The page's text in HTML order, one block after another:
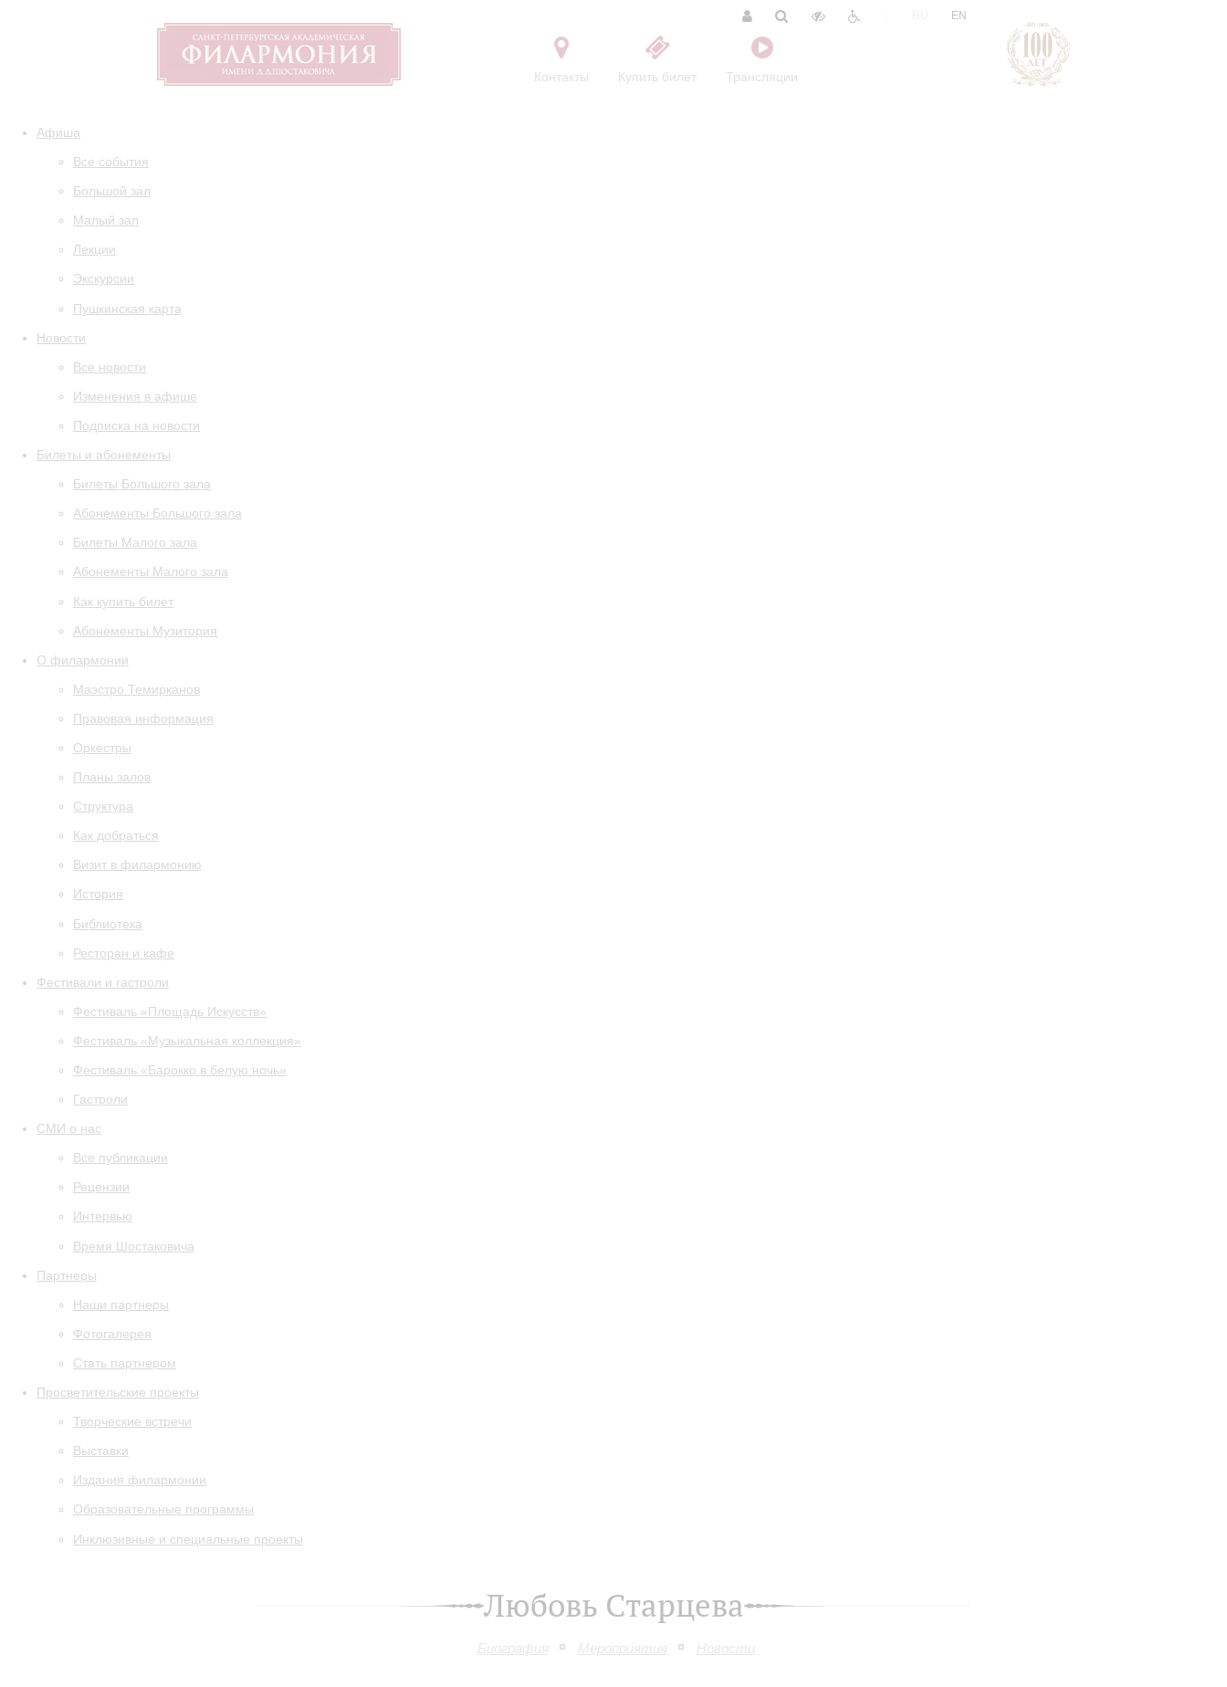
Контакты Купить билет Трансляции
EN
Афиша
Все события
Большой зал
Малый зал
Лекции
Экскурсии
Пушкинская карта
Новости
Все новости
Изменения в афише
Подписка на новости
Билеты и абонементы
Билеты Большого зала
Абонементы Большого зала
Билеты Малого зала
Абонементы Малого зала
Как купить билет
Абонементы Музитория
О филармонии
Маэстро Темирканов
Правовая информация
Оркестры
Планы залов
Структура
Как добраться
Визит в филармонию
История
Библиотека
Ресторан и кафе
Фестивали и гастроли
Фестиваль «Площадь Искусств»
Фестиваль «Музыкальная коллекция»
Фестиваль «Барокко в белую ночь»
Гастроли
СМИ о нас
Все публикации
Рецензии
Интервью
Время Шостаковича
Партнеры
Наши партнеры
Фотогалерея
Стать партнером
Просветительские проекты
Творческие встречи
Выставки
Издания филармонии
Образовательные программы
Инклюзивные и специальные проекты
Любовь Старцева
Биография Мероприятия Новости